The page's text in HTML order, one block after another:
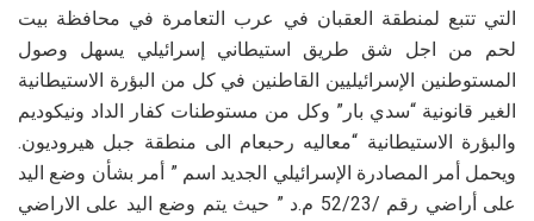
التي تتبع لمنطقة العقبان في عرب التعامرة في محافظة بيت
لحم من اجل شق طريق استيطاني إسرائيلي يسهل وصول
المستوطنين الإسرائيليين القاطنين في كل من البؤرة الاستيطانية
الغير قانونية “سدي بار” وكل من مستوطنات كفار الداد ونيكوديم
والبؤرة الاستيطانية “معاليه رحبعام الى منطقة جبل هيروديون.
ويحمل أمر المصادرة الإسرائيلي الجديد اسم ” أمر بشأن وضع اليد
على أراضي رقم /52/23 م.د ” حيث يتم وضع اليد على الاراضي